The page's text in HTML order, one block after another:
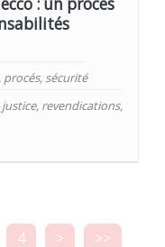
procés, sécurité
justice, revendications,
4 > >>